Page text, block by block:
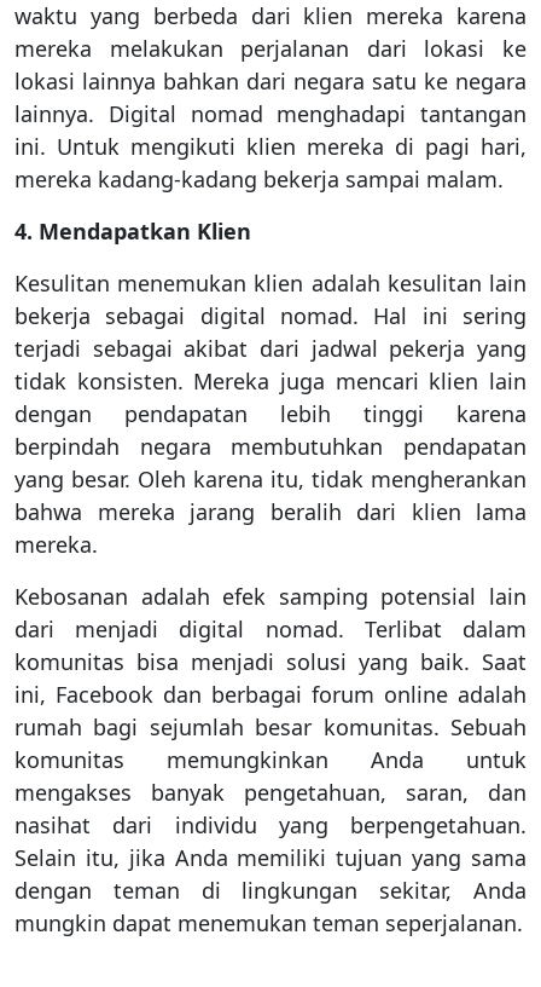
waktu yang berbeda dari klien mereka karena
mereka melakukan perjalanan dari lokasi ke
lokasi lainnya bahkan dari negara satu ke negara
lainnya. Digital nomad menghadapi tantangan
ini. Untuk mengikuti klien mereka di pagi hari,
mereka kadang-kadang bekerja sampai malam.
4. Mendapatkan Klien
Kesulitan menemukan klien adalah kesulitan lain
bekerja sebagai digital nomad. Hal ini sering
terjadi sebagai akibat dari jadwal pekerja yang
tidak konsisten. Mereka juga mencari klien lain
dengan pendapatan lebih tinggi karena
berpindah negara membutuhkan pendapatan
yang besar. Oleh karena itu, tidak mengherankan
bahwa mereka jarang beralih dari klien lama
mereka.
Kebosanan adalah efek samping potensial lain
dari menjadi digital nomad. Terlibat dalam
komunitas bisa menjadi solusi yang baik. Saat
ini, Facebook dan berbagai forum online adalah
rumah bagi sejumlah besar komunitas. Sebuah
komunitas memungkinkan Anda untuk
mengakses banyak pengetahuan, saran, dan
nasihat dari individu yang berpengetahuan.
Selain itu, jika Anda memiliki tujuan yang sama
dengan teman di lingkungan sekitar, Anda
mungkin dapat menemukan teman seperjalanan.